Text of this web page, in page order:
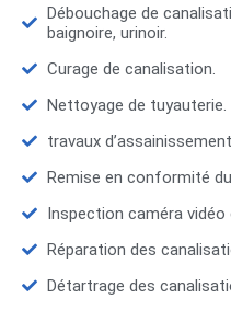
Débouchage de
baignoire, urinoir.
Curage de canalisation.
Nettoyage de tuyauterie.
travaux
Remise en conformité
Inspection caméra
Réparation des
Détartrage des